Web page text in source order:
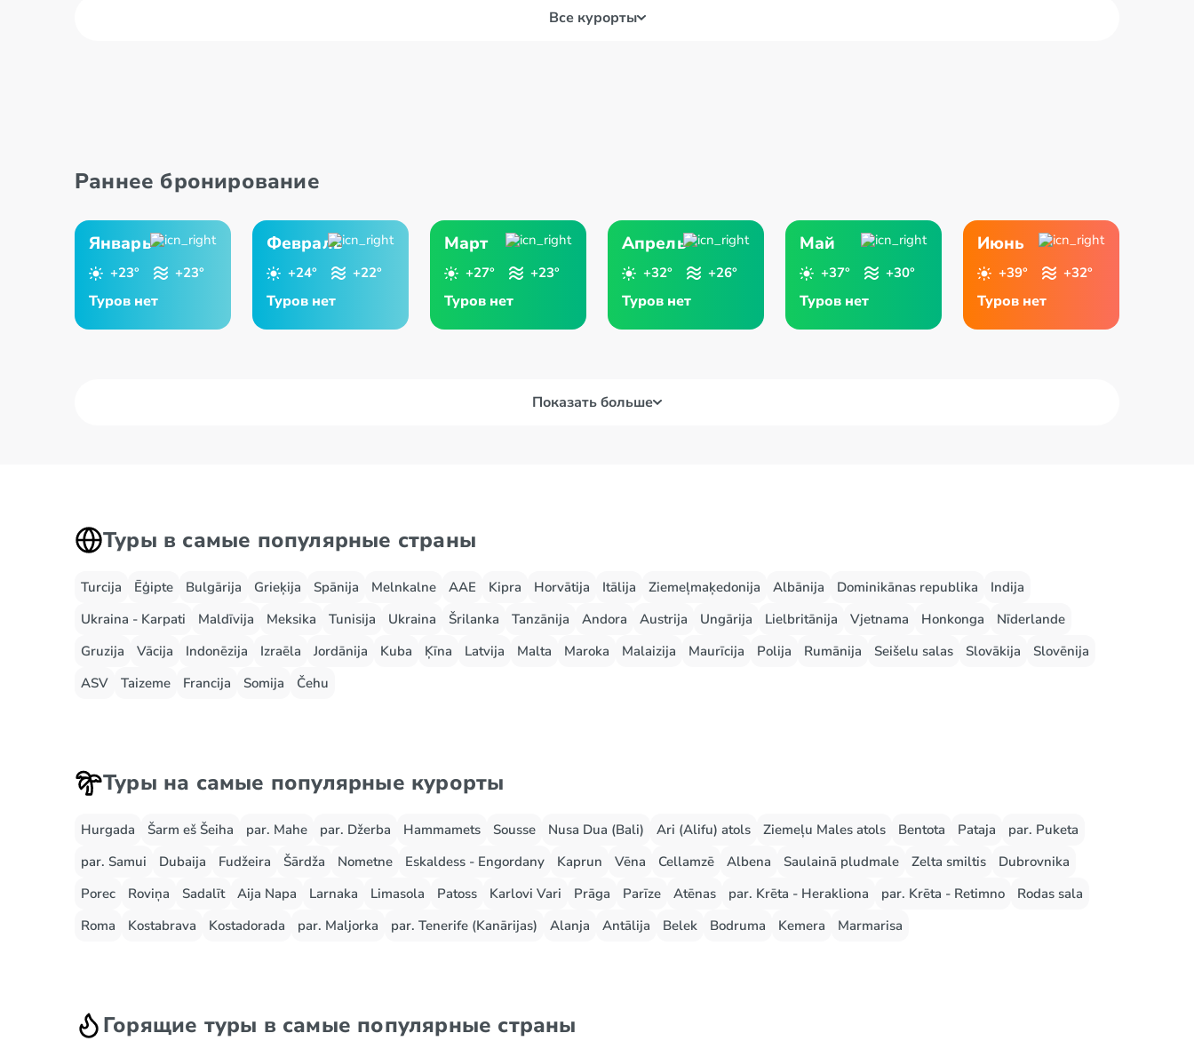
Все курорты
Раннее бронирование
Январь
+23° +23°
Туров нет
Февраль
+24° +22°
Туров нет
Март
+27° +23°
Туров нет
Апрель
+32° +26°
Туров нет
Май
+37° +30°
Туров нет
Июнь
+39° +32°
Туров нет
Показать больше
Туры в самые популярные страны
Turcija Ēģipte Bulgārija Grieķija Spānija Melnkalne AAE Kipra Horvātija Itālija Ziemeļmaķedonija Albānija Dominikānas republika
Indija
Ukraina - Karpati
Maldīvija Meksika Tunisija Ukraina Šrilanka Tanzānija Andora Austrija Ungārija Lielbritānija Vjetnama Honkonga
Nīderlande
Gruzija
Vācija Indonēzija Izraēla Jordānija Kuba Ķīna Latvija Malta Maroka Malaizija Maurīcija Polija Rumānija Seišelu salas Slovākija
Slovēnija
ASV
Taizeme Francija Somija Čehu
Туры на самые популярные курорты
Hurgada Šarm eš Šeiha par. Mahe par. Džerba Hammamets Sousse Nusa Dua (Bali) Ari (Alifu) atols Ziemeļu Males atols Bentota Pataja
par. Puketa
par. Samui
Dubaija Fudžeira Šārdža Nometne Eskaldess - Engordany Kaprun Vēna Cellamzē Albena Saulainā pludmale Zelta smiltis
Dubrovnika
Porec
Roviņa Sadalīt Aija Napa Larnaka Limasola Patoss Karlovi Vari Prāga Parīze Atēnas par. Krēta - Herakliona par. Krēta - Retimno
Rodas sala
Roma
Kostabrava Kostadorada par. Maljorka par. Tenerife (Kanārijas) Alanja Antālija Belek Bodruma Kemera Marmarisa
Горящие туры в самые популярные страны